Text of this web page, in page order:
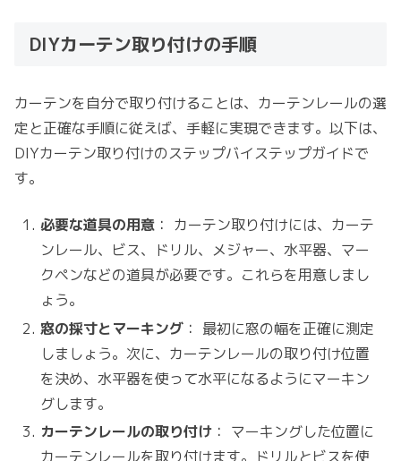
DIYカーテン取り付けの手順
カーテンを自分で取り付けることは、カーテンレールの選
定と正確な手順に従えば、手軽に実現できます。以下は、
DIYカーテン取り付けのステップバイステップガイドで
す。
必要な道具の用意 ： カーテン取り付けには、カーテ
ンレール、ビス、ドリル、メジャー、水平器、マー
クペンなどの道具が必要です。これらを用意しまし
ょう。
窓の採寸とマーキング ： 最初に窓の幅を正確に測定
しましょう。次に、カーテンレールの取り付け位置
を決め、水平器を使って水平になるようにマーキン
グします。
カーテンレールの取り付け ： マーキングした位置に
カーテンレールを取り付けます。ドリルとビスを使